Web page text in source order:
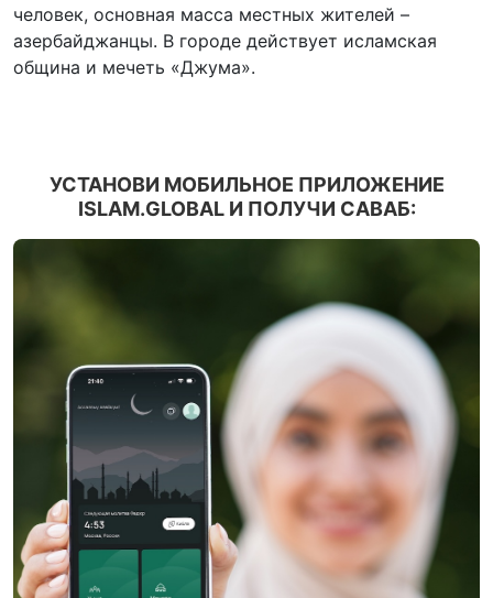
человек, основная масса местных жителей –
азербайджанцы. В городе действует исламская
община и мечеть «Джума».
УСТАНОВИ МОБИЛЬНОЕ ПРИЛОЖЕНИЕ
ISLAM.GLOBAL И ПОЛУЧИ САВАБ: